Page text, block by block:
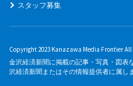
スタッフ募集
Copyright 2023 Kanazawa Media Frontier
金沢経済新聞に掲載の記事・写真・図表
沢経済新聞またはその情報提供者に属しま